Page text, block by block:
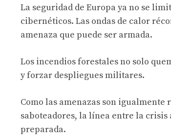
La seguridad de Europa ya no se
cibernéticos. Las ondas de calor
amenaza que puede ser armada.
Los incendios forestales no solo
y forzar despliegues militares.
Como las amenazas son
saboteadores, la línea entre la crisis
preparada.